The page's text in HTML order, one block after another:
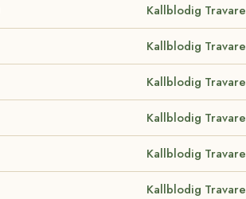
Kallblodig Travare
Kallblodig Travare
Kallblodig Travare
Kallblodig Travare
Kallblodig Travare
Kallblodig Travare